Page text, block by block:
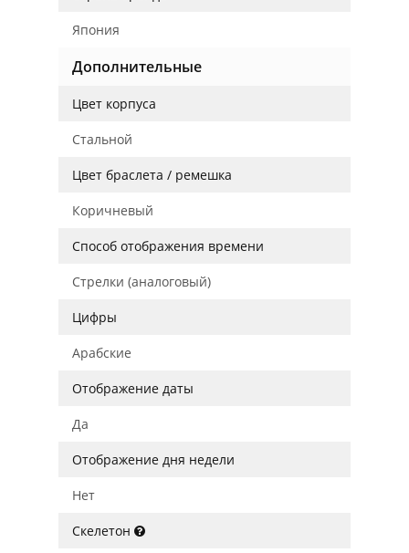
Япония
Дополнительные
Цвет корпуса
Стальной
Цвет браслета / ремешка
Коричневый
Способ отображения времени
Стрелки (аналоговый)
Цифры
Арабские
Отображение даты
Да
Отображение дня недели
Нет
Скелетон